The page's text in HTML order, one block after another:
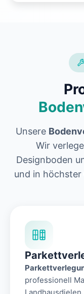
Unsere
Wir
Designboden
und in
professionell